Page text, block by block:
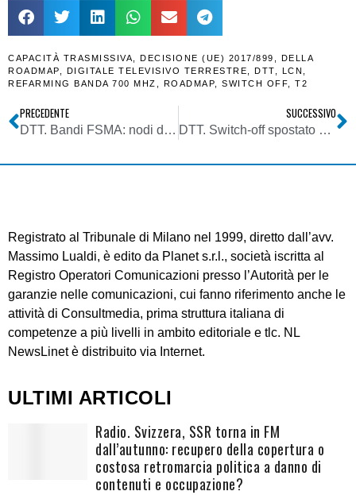
CAPACITÀ TRASMISSIVA DECISIONE (UE) 2017/899
DELLA
ROADMAP
DIGITALE TELEVISIVO TERRESTRE DTT LCN
REFARMING BANDA 700 MHZ
ROADMAP SWITCH OFF T2
PRECEDENTE
DTT. Bandi FSMA: nodi da sciogliere attraverso richieste chiarimenti. Ma sovrapposizione coi bandi diritti uso residuali crea difficoltà
SUCCESSIVO
DTT. Switch-off spostato di 4 mesi. Primi spegnimenti da gennaio 2022. Ass. Tv Locali Confindustria: assenza dialogo così mai in 30 anni
Registrato al Tribunale di Milano nel 1999, diretto dall’avv.
Massimo Lualdi, è edito da Planet s.r.l., società iscritta al
Registro Operatori Comunicazioni presso l’Autorità per le
garanzie nelle comunicazioni, cui fanno riferimento anche le
attività di Consultmedia, prima struttura italiana di
competenze a più livelli in ambito editoriale e tlc. NL
NewsLinet è distribuito via Internet.
ULTIMI ARTICOLI
Radio. Svizzera, SSR torna in FM
dall’autunno: recupero della copertura o
costosa retromarcia politica a danno di
contenuti e occupazione?